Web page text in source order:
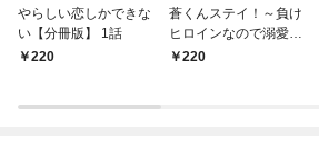
やらしい恋しかできな
い【分冊版】 1話
220
蒼くんステイ！～負け
ヒロインなので溺愛に
は不慣れです！？～
220